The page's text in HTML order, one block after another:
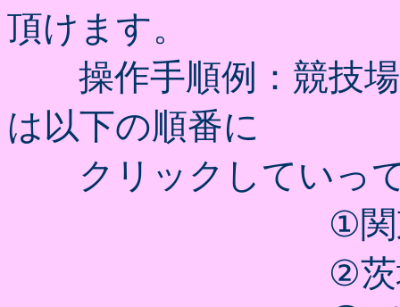
頂けます。
操作手順例：競技場
は以下の順番に
クリックしていっ
①関東・甲信
②茨城県天気